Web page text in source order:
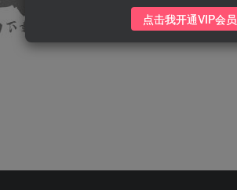
点击我开通VIP会员